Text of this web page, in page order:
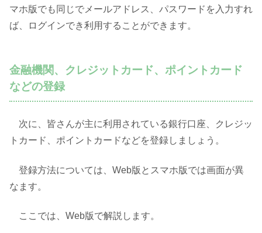
マホ版でも同じでメールアドレス、パスワードを入力すれ
ば、ログインでき利用することができます。
金融機関、クレジットカード、ポイントカード
などの登録
次に、皆さんが主に利用されている銀行口座、クレジッ
トカード、ポイントカードなどを登録しましょう。
登録方法については、Web版とスマホ版では画面が異
なます。
ここでは、Web版で解説します。